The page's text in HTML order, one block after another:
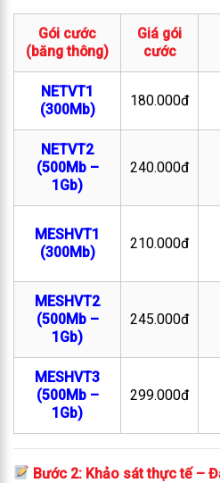
Gói cước
(băng thông)
Giá gói
cước
NETVT1
(300Mb)
180.000đ
NETVT2
(500Mb –
1Gb)
240.000đ
MESHVT1
(300Mb)
210.000đ
MESHVT2
(500Mb –
1Gb)
245.000đ
MESHVT3
(500Mb –
1Gb)
299.000đ
Bước 2: Khảo sát thực tế –